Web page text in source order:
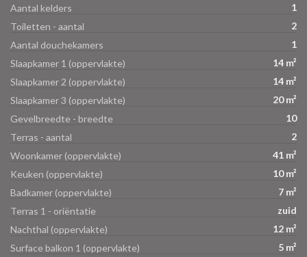
Aantal kelders
1
Toiletten - aantal
2
Aantal douchekamers
1
Slaapkamer 1 (oppervlakte)
14 m²
Slaapkamer 2 (oppervlakte)
14 m²
Slaapkamer 3 (oppervlakte)
20 m²
Gevelbreedte - breedte
10
Terras - aantal
2
Woonkamer (oppervlakte)
41 m²
Keuken (oppervlakte)
10 m²
Badkamer (oppervlakte)
7 m²
Terras 1 - oriëntatie
zuid
Nachthal (oppervlakte)
12 m²
Surface balkon 1 (oppervlakte)
5 m²